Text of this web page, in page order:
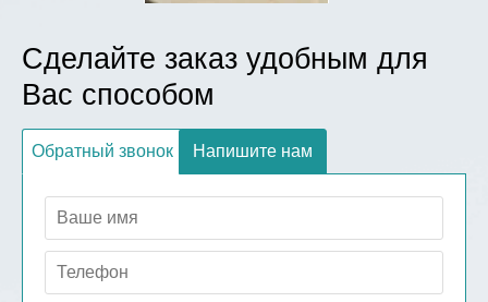
Сделайте заказ удобным для
Вас способом
Обратный звонок Напишите нам